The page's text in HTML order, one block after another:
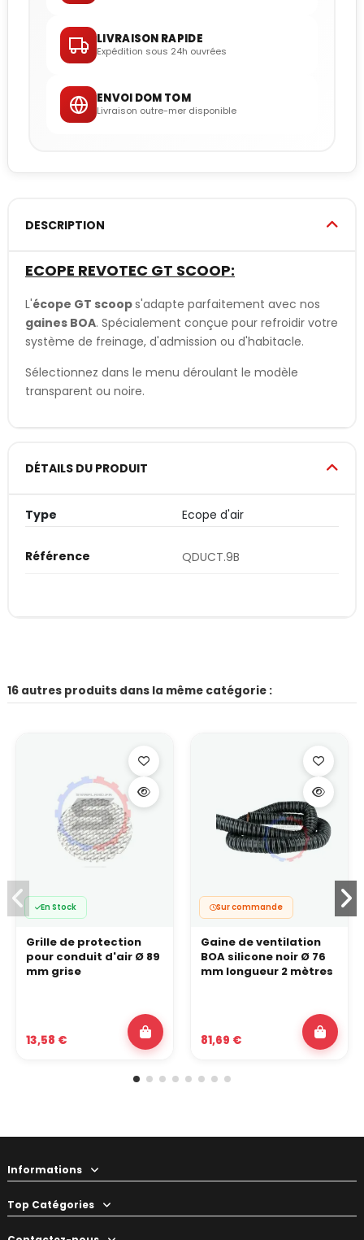
LIVRAISON RAPIDE
Expédition sous 24h ouvrées
ENVOI DOM TOM
Livraison outre-mer disponible
DESCRIPTION
ECOPE REVOTEC GT SCOOP:
L'écope GT scoops'adapte parfaitement avec nos
gaines BOA. Spécialement conçue pour refroidir votre
système de freinage, d'admission ou d'habitacle.
Sélectionnez dans le menu déroulant le modèle
transparent ou noire.
DÉTAILS DU PRODUIT
Type Ecope d'air
Référence QDUCT.9B
16 autres produits dans la même catégorie :
En Stock
Grille de protection
pour conduit d'air Ø 89
mm grise
13,58 €
Sur commande
Gaine de ventilation
BOA silicone noir Ø 76
mm longueur 2 mètres
81,69 €
Informations
Top Catégories